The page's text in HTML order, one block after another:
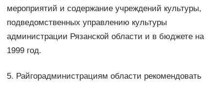
мероприятий и содержание учреждений культуры,
подведомственных управлению культуры
администрации Рязанской области и в бюджете на
1999 год.
5. Райгорадминистрациям области рекомендовать